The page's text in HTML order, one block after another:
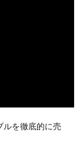
ルを徹底的に売